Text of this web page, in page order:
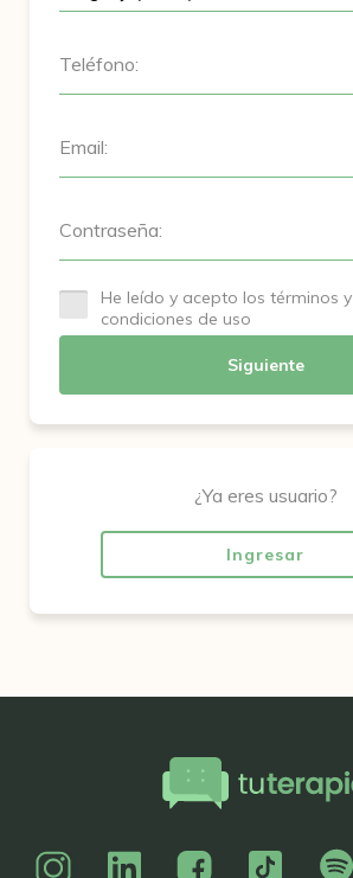
Teléfono:
Email:
Contraseña:
He leído y acepto los términos y
condiciones de uso
Siguiente
¿Ya eres usuario?
Ingresar